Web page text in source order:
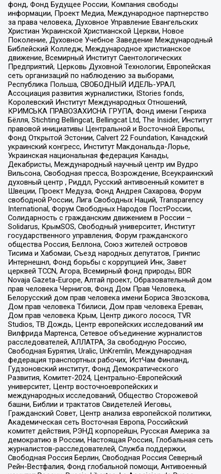
фонд, Фонд Будущее России, Компания свободы
информации, Проект Медиа, Международное партнерство
за права человека, Духовное Управление Евангельских
Христиан Украинской Христианской Церкви, Новое
Поколение, Духовное Учебное Заведение Международный
Библейский Колледж, Международное христианское
движение, Всемирный Институт Саентологических
Предприятий, Церковь Духовной Технологии, Европейская
сеть организаций по наблюдению за выборами,
Республика Польша, СВОБОДНЫЙ ИДЕЛЬ-УРАЛ,
Ассоциация развития журналистики, IStories fonds,
Королевский Институт Международных Отношений,
КРИМСЬКА ПРАВОЗАХИСНА ГРУПА, Фонд имени Генриха
Бёлля, Stichting Bellingcat, Bellingcat Ltd, The Insider, Институт
правовой инициативы Центральной и Восточной Европы,
Фонд Открытой Эстонии, Calvert 22 Foundation, Канадский
украинский конгресс, Институт Макдональда-Лорье,
Украинская национальная федерация Канады,
Декабристы, Международный научный центр им Вудро
Вильсона, Свободная пресса, Возрождение, Всеукраинский
духовный центр , Риддл, Русский антивоенный комитет в
Швеции, Проект Медуза, Фонд Андрея Сахарова, Форум
свободной России, Лига Свободных Наций, Transparеncy
International, Форум Свободных Народов ПостРоссии,
Солидарность с гражданским движением в России –
Solidarus, КрымSOS, Свободный университет, Институт
государственного управления, Форум гражданского
общества Россия, Беллона, Союз жителей островов
Тисима и Хабомаи, Съезд народных депутатов, Гринпис
Интернешнл, Фонд борьбы с коррупцией Инк, Завет
церквей TCCN, Агора, Всемирный фонд природы, BDR
Novaja Gazeta-Europe, Алтай проект, Образовательный дом
прав человека Чернигов, Фонд Дом Прав Человека,
Белорусский дом прав человека имени Бориса Звозскова,
Дом прав человека Тбилиси, Дом прав человека Ереван,
Дом прав человека Крым, Центр дикого лосося, TVR
Studios, ТВ Дождь, Центр европейских исследований им
Вилфрида Мартенса, Сетевое объединение журналистов
расследователей, АЛЛАТРА, За свободную Россию,
Свободная Бурятия, Uralic, UnKremlin, Международная
федерация транспортных рабочих, ИстЧам Финланд,
Гудзоновский институт, Фонд Демократического
Развития, Комитет-2024, Центрально-Европейский
университет, Центр восточноевропейских и
международных исследований, Общество Сторожевой
башни, Библии и трактатов Свидетелей Иеговы,
Гражданский Совет, Центр анализа европейской политики,
Академическая сеть Восточная Европа, Российский
комитет действия, РЭНД корпорейшн, Русская Америка за
демократию в России, Настоящая Россия, Глобальная сеть
журналистов-расследователей, Служба поддержки,
Свободная Россия Берлин, Свободная Россия Северный
Рейн-Вестфалия, Фонд глобальной помощи, Антивоенный